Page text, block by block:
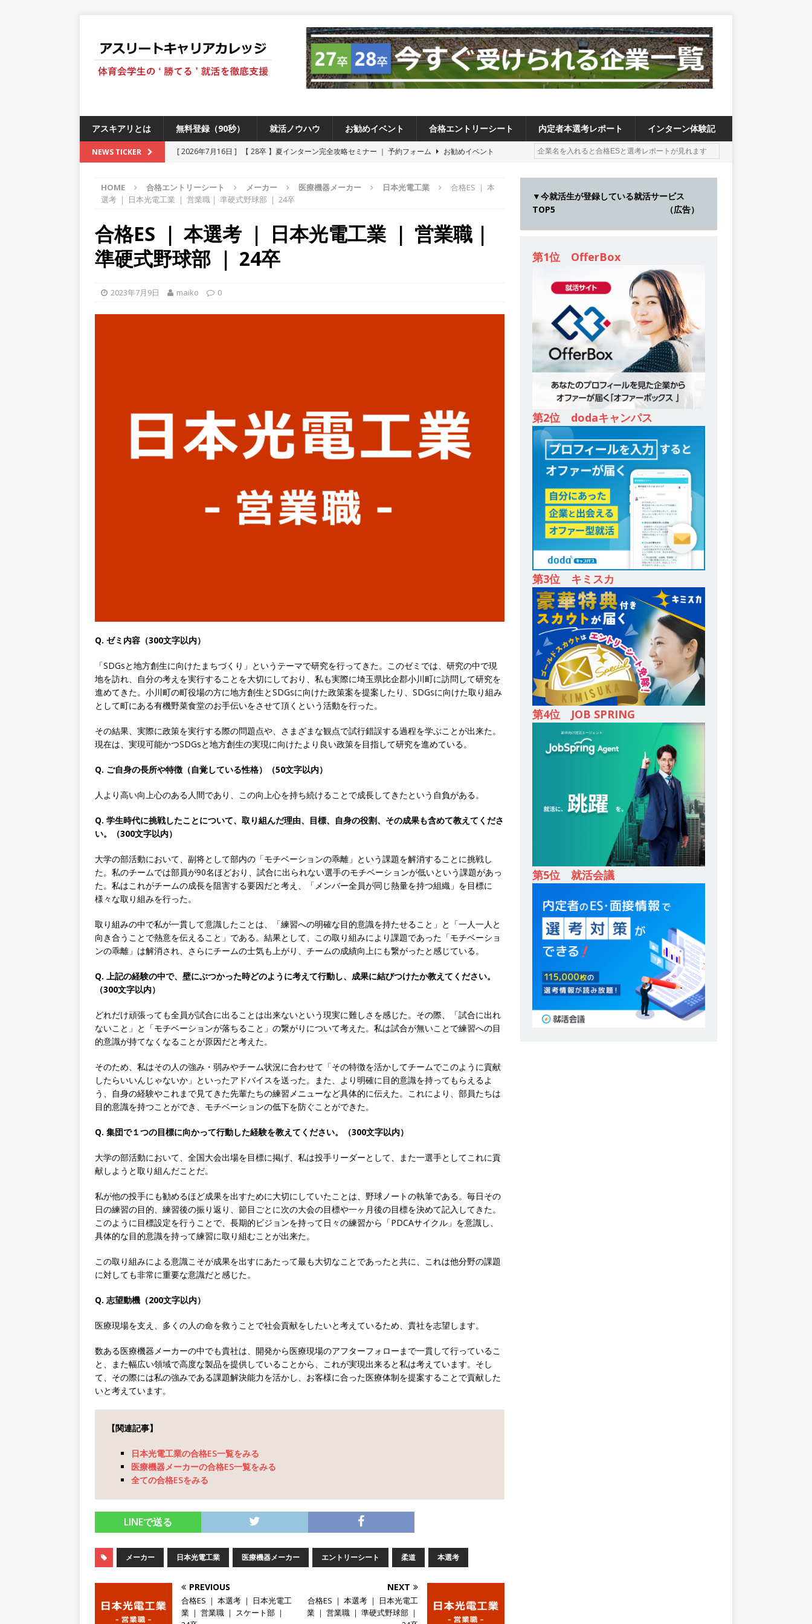
アスキアリとは 無料登録（90秒） 就活ノウハウ お勧めイベント 合格エントリーシート 内定者本選考レポート インターン体験記
NEWS TICKER [ 2026年7月16日 ] 【 28卒 】夏インターン完全攻略セミナー ｜ 予約フォーム
お勧めイベント
[ 2026年5月17日 ]
≪ 2027卒 ≫ 今すぐ受けられる優良企業一覧（26社）
体育会積極採用企業
[ 2026年5月15日 ]
【 28卒 ｜ カプコンが体育会学生を求めアスキヤリ限定イベント開催!! 】 世界
230以上の国・地域で愛される日本屈指のゲームメーカー ｜ 9期連続の最高益・11期連続の10%以
[ 2026年5月15日 ]
年収1,631万円 ｜ 設立以降連続売上増 ｜ 土日祝完全休み ｜ プライム上場 ｜ M&A総合研究所
ツ・コンサルティング
体育会積極採用企業
[ 2026年5月14日 ]
【 28卒 】 NTTドコモグループと電通グループの傘下 ｜ 初任給40万 ｜ 人より
速く、高い成長を求める人には超魅力的な挑戦環境!! ｜ 日本で初めてインターネット広告事業を始
[ 2026年5月14日 ] 【 28卒 ｜ 体験型インターンシップ 】スタンダード上場 ｜ 業界No.1 企業医療
機関向け広告・人材営業 ｜ 未経験からコンサル、マーケティング、ブランディングが経験できる
[ 2026年5月14日 ] 【 28卒 ｜ 30分のオンライン業界研究・企業説明会 】 世界最大級の金融サー
ビス機関 ｜ BtoBtoCの代理店営業 ｜ 20代で年収1,000万円目指せる ｜ 賞与年4回・年間休日120
日以上 ｜ ジブラルタ生命
体育会積極採用企業
[ 2026年5月14日 ] 【 28卒｜営業職向けオープンカンパニー 】世界トップシェアの半導体技術を
持つグローバルメーカー ｜ 年間休日129日・土日祝完全休み ｜ 売上高1,138億円 ｜ プライム上場
｜ 新電元工業
体育会積極採用企業
[ 2026年5月14日 ] 【 28卒 ｜ 適性検査合否免除・面接確約!! ｜ 1dayインターンあり 】 東京勤務
限定 ｜ 世界No.1の不動産投資市場東京で投資住宅販売をリードする企業 ｜ 土地仕入れから物件
としてクライアントの課題を解決 ｜ 土日祝完全休み ｜ データアナリティクスラボ
体育会積極
採用企業
スを提供するベンチャー企業 ｜ 設立から毎年黒字経営。売上は常に右肩上がり ｜ 未経験から営業
として成長・収入アップが目指せる環境 ｜ オイシル
体育会積極採用企業
[ 2026年5月13日 ] 【 28卒 ｜ トップ企業内定の登竜門!! 満足度98％のインターン 】 東京勤務・
るベンチャー企業 ｜ 新卒2年目で1,000万円越え目指せる!! ｜ データX
体育会積極採用企業
[ 2026年5月13日 ] 【 28卒 ｜ 仕事の全容を知れるオープンカンパニー 】 大林グループ ｜ 全国規
手当 ｜ 年間休日125日 ｜ オーク設備工業
体育会積極採用企業
[ 2026年5月13日 ] 【 28卒 ｜ 建築プロセスの一部を体験できるイベント開催 】香川・大阪勤務
手当・資格取得支援制度あり ｜ 年間休日123日 ｜ 創立以来74年間黒字経営 ｜ 合田工務店
会積極採用企業
[ 2026年5月12日 ]
ハウで素材から生産まで国内で唯一一貫生産する鋼材加工メーカー ｜ 幅広くマルチに活躍する人
財に成長することが可能 ｜ 住宅手当有 ｜ スチールテック
体育会積極採用企業
[ 2026年5月11日 ] ≪ 27卒 ｜ ES・適性検査自動合格で一次確約!! ≫説明会最終開催!｜ 整形外科・
疼痛領域から信頼の厚い老舗製薬メーカー ｜ 1人1人に合わせたキャリアを築ける可能性あり ｜
年間休日127日・完全週休2日制 ｜ 創業87年 ｜ 日本臓器製薬
[ 2026年5月10日 ]
料を提供する老舗メーカー ｜ 業界トップクラスのシェア ｜ 財務基盤の安定感バツグン ｜ 日本粉
[ 2026年1月26日 ] 【 体育会学生限定 】 企業の詳細分析 AI活用アスキヤリセミナー ｜ 周りと差
をつけられる!! ｜ 予約フォーム
お勧めイベント
予約フォーム
お勧めイベント
[ 2026年1月9日 ]
お勧めイベント
[ 2026年1月9日 ] （終了）≪ 27卒 ｜ 2/18@新宿 ｜ 入退室自由 ≫ アスキヤリ限定特典 企業分析
レポートプレゼント!! ｜ 1日で10社以上の業界・企業研究が可能!! ｜ 平均年収2,000万超の企業も
参加あり ｜ 業界の全体像がわかる20社合説 ｜ 私服OK
お勧めイベント
[ 2026年1月8日 ]
（終了）【 28卒 ｜ 6/7@梅田 ｜ 入退室自由 】 1日で10社以上の業界・企業の
HOME 合格エントリーシート メーカー 医療機器メーカー 日本光電工業
合格ES ｜ 本
選考 ｜ 日本光電工業 ｜ 営業職｜ 準硬式野球部 ｜ 24卒
合格ES ｜ 本選考 ｜ 日本光電工業 ｜ 営業職｜
準硬式野球部 ｜ 24卒
2023年7月9日 maiko 0
Q. ゼミ内容（300文字以内）
「SDGsと地方創生に向けたまちづくり」というテーマで研究を行ってきた。このゼミでは、研究の中で現
地を訪れ、自分の考えを実行することを大切にしており、私も実際に埼玉県比企郡小川町に訪問して研究を
進めてきた。小川町の町役場の方に地方創生とSDGsに向けた政策案を提案したり、SDGsに向けた取り組み
として町にある有機野菜食堂のお手伝いをさせて頂くという活動を行った。
その結果、実際に政策を実行する際の問題点や、さまざまな観点で試行錯誤する過程を学ぶことが出来た。
現在は、実現可能かつSDGsと地方創生の実現に向けたより良い政策を目指して研究を進めている。
Q. ご自身の長所や特徴（自覚している性格）（50文字以内）
人より高い向上心のある人間であり、この向上心を持ち続けることで成長してきたという自負がある。
Q. 学生時代に挑戦したことについて、取り組んだ理由、目標、自身の役割、その成果も含めて教えてくださ
い。（300文字以内）
大学の部活動において、副将として部内の「モチベーションの乖離」という課題を解消することに挑戦し
た。私のチームでは部員が90名ほどおり、試合に出られない選手のモチベーションが低いという課題があっ
た。私はこれがチームの成長を阻害する要因だと考え、「メンバー全員が同じ熱量を持つ組織」を目標に
様々な取り組みを行った。
取り組みの中で私が一貫して意識したことは、「練習への明確な目的意識を持たせること」と「一人一人と
向き合うことで熱意を伝えること」である。結果として、この取り組みにより課題であった「モチベーショ
ンの乖離」は解消され、さらにチームの士気も上がり、チームの成績向上にも繋がったと感じている。
Q. 上記の経験の中で、壁にぶつかった時どのように考えて行動し、成果に結びつけたか教えてください。
（300文字以内）
どれだけ頑張っても全員が試合に出ることは出来ないという現実に難しさを感じた。その際、「試合に出れ
ないこと」と「モチベーションが落ちること」の繋がりについて考えた。私は試合が無いことで練習への目
的意識が持てなくなることが原因だと考えた。
そのため、私はその人の強み・弱みやチーム状況に合わせて「その特徴を活かしてチームでこのように貢献
したらいいんじゃないか」といったアドバイスを送った。また、より明確に目的意識を持ってもらえるよ
う、自身の経験やこれまで見てきた先輩たちの練習メニューなど具体的に伝えた。これにより、部員たちは
目的意識を持つことができ、モチベーションの低下を防ぐことができた。
Q. 集団で１つの目標に向かって行動した経験を教えてください。（300文字以内）
大学の部活動において、全国大会出場を目標に掲げ、私は投手リーダーとして、また一選手としてこれに貢
献しようと取り組んだことだ。
私が他の投手にも勧めるほど成果を出すために大切にしていたことは、野球ノートの執筆である。毎日その
日の練習の目的、練習後の振り返り、節目ごとに次の大会の目標や一ヶ月後の目標を決めて記入してきた。
このように目標設定を行うことで、長期的ビジョンを持って日々の練習から「PDCAサイクル」を意識し、
具体的な目的意識を持って練習に取り組むことが出来た。
この取り組みによる意識こそが成果を出すにあたって最も大切なことであったと共に、これは他分野の課題
に対しても非常に重要な意識だと感じた。
Q. 志望動機（200文字以内）
医療現場を支え、多くの人の命を救うことで社会貢献をしたいと考えているため、貴社を志望します。
数ある医療機器メーカーの中でも貴社は、開発から医療現場のアフターフォローまで一貫して行っているこ
と、また幅広い領域で高度な製品を提供していることから、これが実現出来ると私は考えています。そし
て、その際には私の強みである課題解決能力を活かし、お客様に合った医療体制を提案することで貢献した
いと考えています。
【関連記事】
日本光電工業の合格ES一覧をみる
医療機器メーカーの合格ES一覧をみる
全ての合格ESをみる
LINEで送る
メーカー 日本光電工業 医療機器メーカー エントリーシート 柔道 本選考
PREVIOUS
合格ES ｜ 本選考 ｜ 日本光電工
業 ｜ 営業職 ｜ スケート部 ｜
NEXT
合格ES ｜ 本選考 ｜ 日本光電工
業 ｜ 営業職 ｜ 準硬式野球部 ｜
▼今就活生が登録している就活サービス
TOP5 （広告）
第1位 OfferBox
第2位 dodaキャンパス
第3位 キミスカ
第4位 JOB SPRING
第5位 就活会議